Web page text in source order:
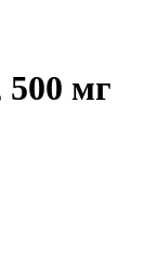
500 мг